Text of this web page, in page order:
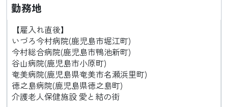
勤務地
【雇入れ直後】
いづろ今村病院(鹿児島市堀江町)
今村総合病院(鹿児島市鴨池新町)
谷山病院(鹿児島市小原町)
奄美病院(鹿児島県奄美市名瀬浜里町)
徳之島病院(鹿児島県徳之島町)
介護老人保健施設 愛と結の街